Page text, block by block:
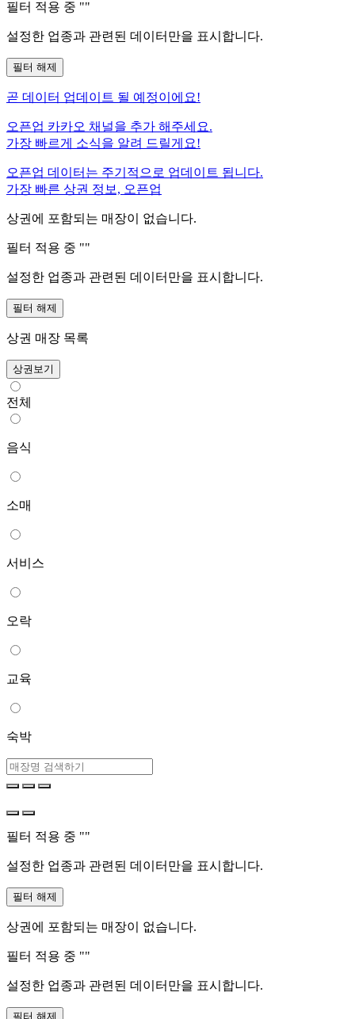
필터 적용 중 ""
설정한 업종과 관련된 데이터만을 표시합니다.
필터 해제
곧 데이터 업데이트 될 예정이에요!
오픈업 카카오 채널을 추가 해주세요.
가장 빠르게 소식을 알려 드릴게요!
오픈업 데이터는 주기적으로 업데이트 됩니다.
가장 빠른 상권 정보, 오픈업
상권에 포함되는 매장이 없습니다.
필터 적용 중 ""
설정한 업종과 관련된 데이터만을 표시합니다.
필터 해제
상권 매장 목록
상권보기
전체
음식
소매
서비스
오락
교육
숙박
필터 적용 중 ""
설정한 업종과 관련된 데이터만을 표시합니다.
필터 해제
상권에 포함되는 매장이 없습니다.
필터 적용 중 ""
설정한 업종과 관련된 데이터만을 표시합니다.
필터 해제